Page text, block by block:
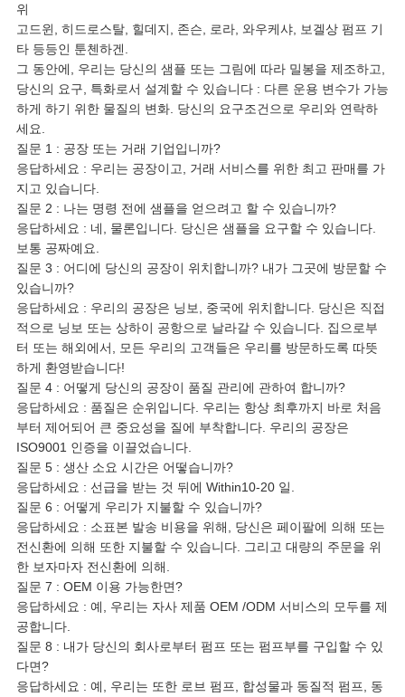
위
고드윈, 히드로스탈, 힐데지, 존슨, 로라, 와우케샤, 보겔상 펌프 기
타 등등인 툰첸하겐.
그 동안에, 우리는 당신의 샘플 또는 그림에 따라 밀봉을 제조하고,
당신의 요구, 특화로서 설계할 수 있습니다 : 다른 운용 변수가 가능
하게 하기 위한 물질의 변화. 당신의 요구조건으로 우리와 연락하
세요.
질문 1 : 공장 또는 거래 기업입니까?
응답하세요 : 우리는 공장이고, 거래 서비스를 위한 최고 판매를 가
지고 있습니다.
질문 2 : 나는 명령 전에 샘플을 얻으려고 할 수 있습니까?
응답하세요 : 네, 물론입니다. 당신은 샘플을 요구할 수 있습니다.
보통 공짜예요.
질문 3 : 어디에 당신의 공장이 위치합니까? 내가 그곳에 방문할 수
있습니까?
응답하세요 : 우리의 공장은 닝보, 중국에 위치합니다. 당신은 직접
적으로 닝보 또는 상하이 공항으로 날라갈 수 있습니다. 집으로부
터 또는 해외에서, 모든 우리의 고객들은 우리를 방문하도록 따뜻
하게 환영받습니다!
질문 4 : 어떻게 당신의 공장이 품질 관리에 관하여 합니까?
응답하세요 : 품질은 순위입니다. 우리는 항상 최후까지 바로 처음
부터 제어되어 큰 중요성을 질에 부착합니다. 우리의 공장은
ISO9001 인증을 이끌었습니다.
질문 5 : 생산 소요 시간은 어떻습니까?
응답하세요 : 선급을 받는 것 뒤에 Within10-20 일.
질문 6 : 어떻게 우리가 지불할 수 있습니까?
응답하세요 : 소표본 발송 비용을 위해, 당신은 페이팔에 의해 또는
전신환에 의해 또한 지불할 수 있습니다. 그리고 대량의 주문을 위
한 보자마자 전신환에 의해.
질문 7 : OEM 이용 가능한면?
응답하세요 : 예, 우리는 자사 제품 OEM /ODM 서비스의 모두를 제
공합니다.
질문 8 : 내가 당신의 회사로부터 펌프 또는 펌프부를 구입할 수 있
다면?
응답하세요 : 예, 우리는 또한 로브 펌프, 합성물과 동질적 펌프, 동